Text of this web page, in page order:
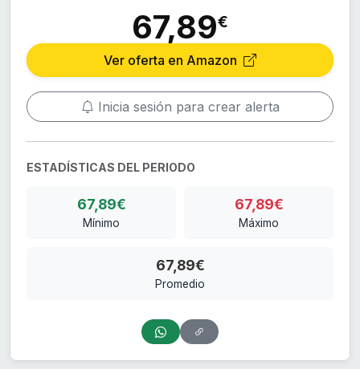
67,89€
Ver oferta en Amazon
Inicia sesión para crear alerta
ESTADÍSTICAS DEL PERIODO
67,89€
Mínimo
67,89€
Máximo
67,89€
Promedio